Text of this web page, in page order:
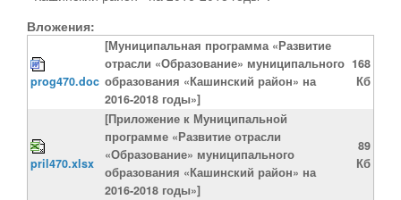
Вложения:
prog470.doc
[Муниципальная программа «Развитие
отрасли «Образование» муниципального
образования «Кашинский район» на
2016-2018 годы»]
168
Кб
pril470.xlsx
[Приложение к Муниципальной
программе «Развитие отрасли
«Образование» муниципального
образования «Кашинский район» на
2016-2018 годы»]
89
Кб